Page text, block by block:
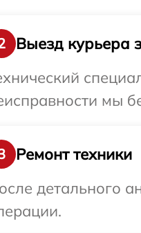
Выезд курьера
мы
Ремонт техники
детального